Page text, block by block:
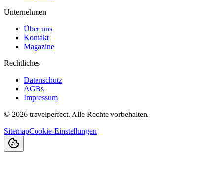
Unternehmen
Über uns
Kontakt
Magazine
Rechtliches
Datenschutz
AGBs
Impressum
© 2026 travelperfect. Alle Rechte vorbehalten.
SitemapCookie-Einstellungen